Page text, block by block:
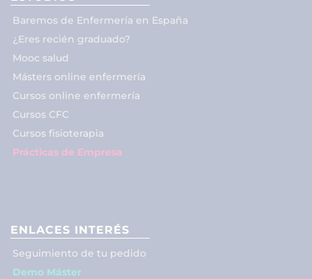
Baremos de Enfermería en España
¿Eres recién graduado?
Mooc salud
Másters online enfermería
Cursos online enfermería
Cursos CFC
Cursos fisioterapia
Prácticas de Empresa
ENLACES INTERÉS
Seguimiento de tu pedido
Demo Máster